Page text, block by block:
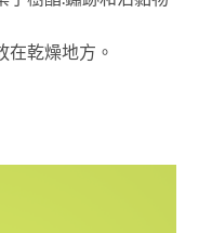
在乾燥地方。